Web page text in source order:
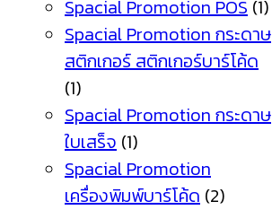
Spacial Promotion POS (1)
Spacial Promotion กระดาษ
สติกเกอร์ สติกเกอร์บาร์โค้ด
(1)
Spacial Promotion กระดาษ
ใบเสร็จ (1)
Spacial Promotion
เครื่องพิมพ์บาร์โค้ด (2)